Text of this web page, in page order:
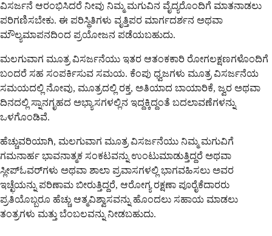
ವಿಸರ್ಜನೆ ಆರಂಭಿಸಿದರೆ ನೀವು ನಿಮ್ಮ ಮಗುವಿನ ವೈದ್ಯರೊಂದಿಗೆ ಮಾತನಾಡಲು
ಪರಿಗಣಿಸಬೇಕು. ಈ ಪರಿಸ್ಥಿತಿಗಳು ವೃತ್ತಿಪರ ಮಾರ್ಗದರ್ಶನ ಅಥವಾ
ಮೌಲ್ಯಮಾಪನದಿಂದ ಪ್ರಯೋಜನ ಪಡೆಯಬಹುದು.
ಮಲಗುವಾಗ ಮೂತ್ರ ವಿಸರ್ಜನೆಯು ಇತರ ಆತಂಕಕಾರಿ ರೋಗಲಕ್ಷಣಗಳೊಂದಿಗೆ
ಬಂದರೆ ಸಹ ಸಂಪರ್ಕಿಸುವ ಸಮಯ. ಕೆಂಪು ಧ್ವಜಗಳು ಮೂತ್ರ ವಿಸರ್ಜನೆಯ
ಸಮಯದಲ್ಲಿ ನೋವು, ಮೂತ್ರದಲ್ಲಿ ರಕ್ತ, ಅತಿಯಾದ ಬಾಯಾರಿಕೆ, ಜ್ವರ ಅಥವಾ
ದಿನದಲ್ಲಿ ಸ್ನಾನಗೃಹದ ಅಭ್ಯಾಸಗಳಲ್ಲಿನ ಇದ್ದಕ್ಕಿದ್ದಂತೆ ಬದಲಾವಣೆಗಳನ್ನು
ಒಳಗೊಂಡಿವೆ.
ಹೆಚ್ಚುವರಿಯಾಗಿ, ಮಲಗುವಾಗ ಮೂತ್ರ ವಿಸರ್ಜನೆಯು ನಿಮ್ಮ ಮಗುವಿಗೆ
ಗಮನಾರ್ಹ ಭಾವನಾತ್ಮಕ ಸಂಕಟವನ್ನು ಉಂಟುಮಾಡುತ್ತಿದ್ದರೆ ಅಥವಾ
ಸ್ಲೀಪ್‌ಓವರ್‌ಗಳು ಅಥವಾ ಶಾಲಾ ಪ್ರವಾಸಗಳಲ್ಲಿ ಭಾಗವಹಿಸಲು ಅವರ
ಇಚ್ಛೆಯನ್ನು ಪರಿಣಾಮ ಬೀರುತ್ತಿದ್ದರೆ, ಆರೋಗ್ಯ ರಕ್ಷಣಾ ಪೂರೈಕೆದಾರರು
ಪ್ರತಿಯೊಬ್ಬರೂ ಹೆಚ್ಚು ಆತ್ಮವಿಶ್ವಾಸವನ್ನು ಹೊಂದಲು ಸಹಾಯ ಮಾಡಲು
ತಂತ್ರಗಳು ಮತ್ತು ಬೆಂಬಲವನ್ನು ನೀಡಬಹುದು.